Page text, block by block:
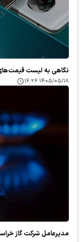
نگاهی به لیست قیمت‌های
۱۴۰۵/۰۵/۱۸ ۱۶:۲۶
مدیرعامل شرکت گاز